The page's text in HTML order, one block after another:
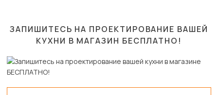
ЗАПИШИТЕСЬ НА ПРОЕКТИРОВАНИЕ ВАШЕЙ
КУХНИ В МАГАЗИН БЕСПЛАТНО!